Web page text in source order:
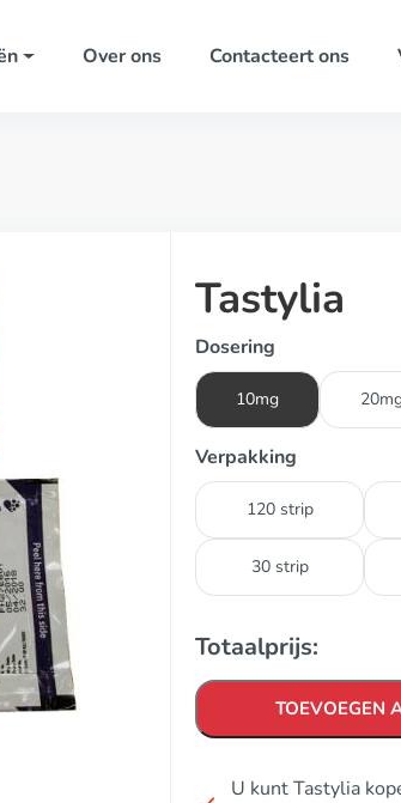
Over ons Contacteert ons
Tastylia
Dosering
10mg
Verpakking
120 strip
30 strip
Totaalprijs:
TOEVOEGEN
U kunt Tastylia